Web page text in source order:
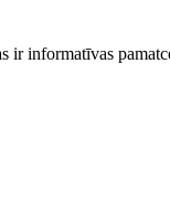
ir ​informatīvas